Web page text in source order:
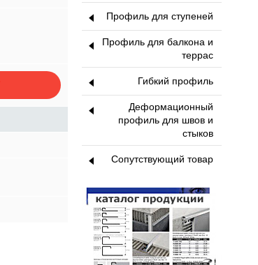
Профиль для ступеней
Профиль для балкона и
террас
Гибкий профиль
Деформационный
профиль для швов и
стыков
Сопутствующий товар